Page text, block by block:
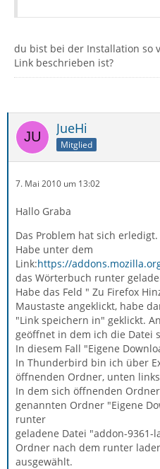
du bist bei der Installation so
Link beschrieben ist?
JueHi
Mitglied
7. Mai 2010 um 13:02
Hallo Graba
Das Problem hat sich erledigt.
Habe unter dem
Link:https://
das Wörterbuch runter
Habe das Feld " Zu Firefox
Maustaste angeklickt, habe
"Link speichern in" geklickt.
geöffnet in dem ich die Datei
In diesem Fall "Eigene
In Thunderbird bin ich über
öffnenden Ordner, unten
In dem sich öffnenden
genannten Ordner "Eigene
runter
geladene Datei "addon-
Ordner nach dem runter
ausgewählt.